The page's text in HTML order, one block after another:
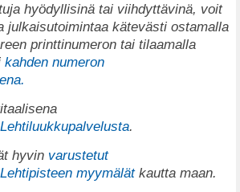
hyödyllisinä tai viihdyttävinä, voit
julkaisutoimintaa kätevästi ostamalla
printtinumeron tai tilaamalla
kahden numeron
Lehtiluukkupalvelusta.
hyvin varustetut
Lehtipisteen myymälätkautta maan.